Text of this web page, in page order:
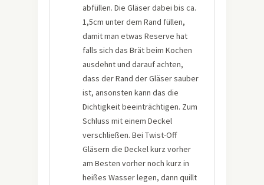
abfüllen. Die Gläser dabei bis ca.
1,5cm unter dem Rand füllen,
damit man etwas Reserve hat
falls sich das Brät beim Kochen
ausdehnt und darauf achten,
dass der Rand der Gläser sauber
ist, ansonsten kann das die
Dichtigkeit beeinträchtigen. Zum
Schluss mit einem Deckel
verschließen. Bei Twist-Off
Gläsern die Deckel kurz vorher
am Besten vorher noch kurz in
heißes Wasser legen, dann quillt